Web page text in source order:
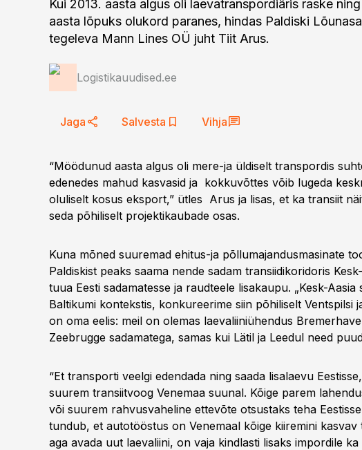
Kui 2013. aasta algus oli laevatranspordiäris raske
aasta lõpuks olukord paranes, hindas Paldiski
tegeleva Mann Lines OÜ juht Tiit Arus.
Logistikauudised.ee
Jaga Salvesta Vihja
“Möödunud aasta algus oli mere-ja üldiselt transpordis
edenedes mahud kasvasid ja kokkuvõttes võib lugeda
oluliselt kosus eksport,” ütles Arus ja lisas, et ka transiit
seda põhiliselt projektikaubade osas.
Kuna mõned suuremad ehitus-ja põllumajandusmasinate
Paldiskist peaks saama nende sadam transiidikoridoris
tuua Eesti sadamatesse ja raudteele lisakaupu. „Kesk-
Baltikumi kontekstis, konkureerime siin põhiliselt Ventspilsi
on oma eelis: meil on olemas laevaliiniühendus
Zeebrugge sadamatega, samas kui Lätil ja Leedul need
“Et transporti veelgi edendada ning saada lisalaevu
suurem transiitvoog Venemaa suunal. Kõige parem
või suurem rahvusvaheline ettevõte otsustaks teha
tundub, et autotööstus on Venemaal kõige kiiremini
aga avada uut laevaliini, on vaja kindlasti lisaks impordile